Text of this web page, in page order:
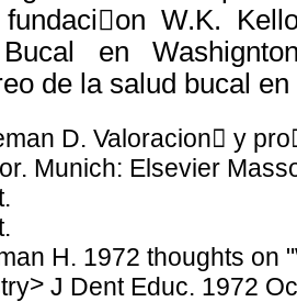
W.K.
en
de la salud bucal
D. Valoracion￿ y
Munich: Elsevier
H. 1972 thoughts on
> J Dent Educ. 1972